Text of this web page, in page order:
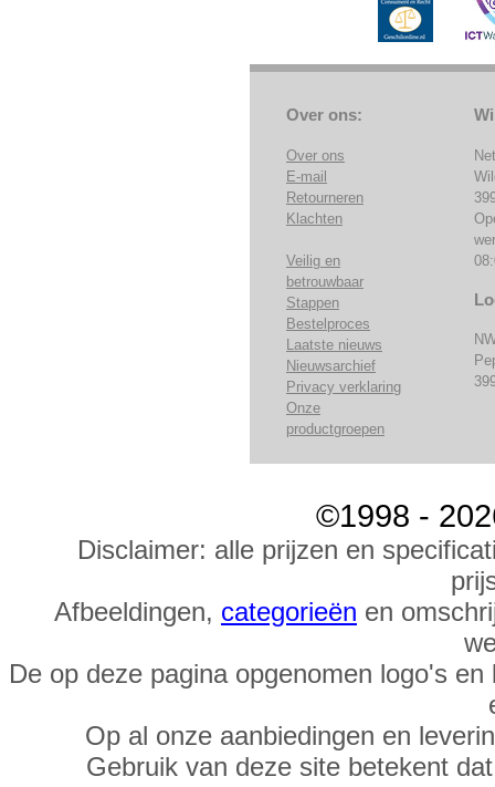
Over ons:
Over ons
E-mail
Retourneren
Klachten
Veilig en
betrouwbaar
Stappen
Bestelproces
Laatste nieuws
Nieuwsarchief
Privacy verklaring
Onze
productgroepen
©1998 -
Disclaimer: alle prijzen en
Afbeeldingen, categorieën en
De op deze pagina opgenomen logo's
Op al onze aanbiedingen en
Gebruik van deze site betekent